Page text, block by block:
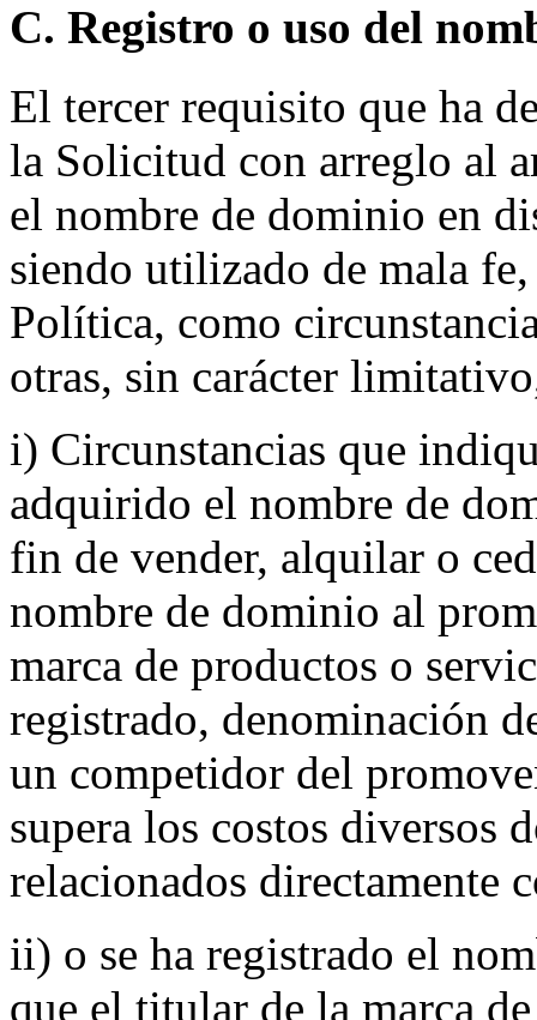
C. Registro o uso del
El tercer requisito que ha
la Solicitud con arreglo al
el nombre de dominio en
siendo utilizado de mala
Política, como
otras, sin carácter
i) Circunstancias que
adquirido el nombre de
fin de vender, alquilar o
nombre de dominio al
marca de productos o
registrado, denominación
un competidor del
supera los costos diversos
relacionados directamente
ii) o se ha registrado el
que el titular de la marca